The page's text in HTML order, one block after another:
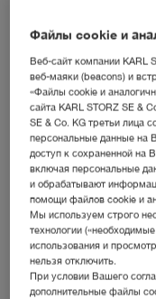
АнтиРобот
Нажмите,
отправить
Вы не можете
Введите адрес
Вы
на этот адрес.
Файлы cookie и
Веб-сайт компании KARL
веб-маяки (beacons) и
«Файлы cookie и
сайта KARL STORZ SE &
SE & Co. KG третьи лица
персональные данные на
доступ к сохраненной на
включая персональные
и обрабатывают
помощи файлов cookie и
Мы используем строго
технологии
использования и
нельзя отключить.
При условии Вашего
дополнительные файлы